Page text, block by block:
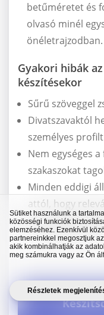
Sütiket használunk a
közösségi funkciók
elemzéséhez. Ezenkívül
partnereinkkel megosztjuk
akik kombinálhatják az
meg számukra vagy az Ön
Részletek
betűméretet és
olvasó minél
önéletrajzodban.
Gyakori hibák
készítésekor
Sűrű szöveggel
Divatszavaktól
személyes
Nem egységes
szakaszokat
Minden eddigi
attól, hogy
Olyan grafikai
olvashatóak az